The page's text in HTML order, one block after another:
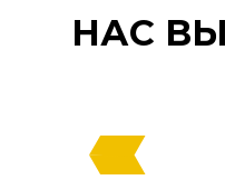
НАС